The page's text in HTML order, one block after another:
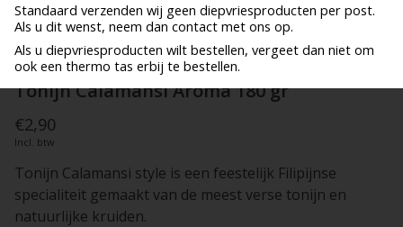
Standaard verzenden wij geen diepvriesproducten per post.
Als u dit wenst, neem dan contact met ons op.
Als u diepvriesproducten wilt bestellen, vergeet dan niet om
ook een thermo tas erbij te bestellen.
Tonijn Calamansi Aroma 180 gr
€2,90
Incl. btw
Tonijn Calamansi style is een feestelijk Filipijnse
specialiteit gemaakt van de meest verse tonijn en
natuurlijke kruiden.